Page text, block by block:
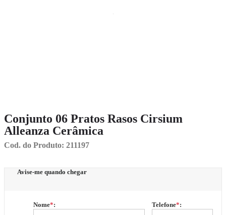
Conjunto 06 Pratos Rasos Cirsium
Alleanza Cerâmica
Cod. do Produto: 211197
Avise-me quando chegar
Nome*: Telefone*: